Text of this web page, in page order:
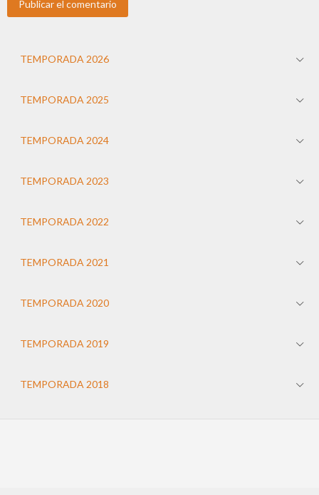
TEMPORADA 2026
TEMPORADA 2025
TEMPORADA 2024
TEMPORADA 2023
TEMPORADA 2022
TEMPORADA 2021
TEMPORADA 2020
TEMPORADA 2019
TEMPORADA 2018